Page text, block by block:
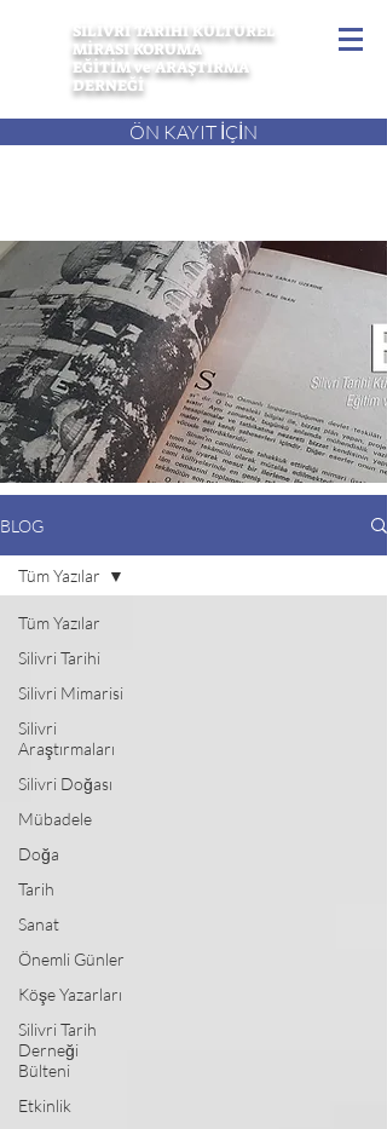
SİLİVRİ TARİHİ KÜLTÜREL
MİRASI KORUMA
EĞİTİM ve ARAŞTIRMA
DERNEĞİ
ÖN KAYIT İÇİN
BLOG
Tüm Yazılar
Silivri Tarihi
Silivri Mimarisi
Silivri
Araştırmaları
Silivri Doğası
Mübadele
Doğa
Tarih
Sanat
Önemli Günler
Köşe Yazarları
Silivri Tarih
Derneği
Bülteni
Etkinlik
Tüm Yazılar